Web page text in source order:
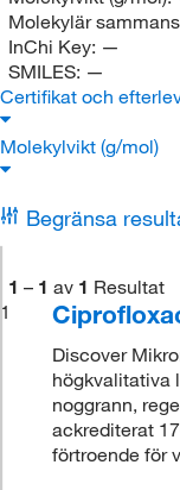
Molekylär
InChi Key: —
SMILES: —
Certifikat och
Molekylvikt (g/mol)
Begränsa
1 – 1 av 1 Resultat
1
Discover
högkvalitativa
noggrann,
ackrediterat
förtroende för